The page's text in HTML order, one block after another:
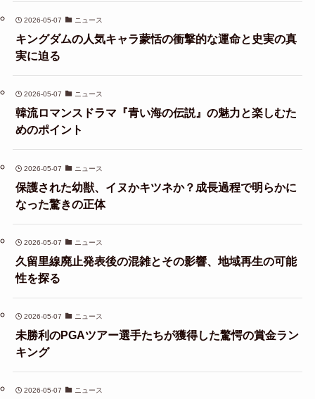
2026-05-07 ニュース
キングダムの人気キャラ蒙恬の衝撃的な運命と史実の真
実に迫る
2026-05-07 ニュース
韓流ロマンスドラマ『青い海の伝説』の魅力と楽しむた
めのポイント
2026-05-07 ニュース
保護された幼獣、イヌかキツネか？成長過程で明らかに
なった驚きの正体
2026-05-07 ニュース
久留里線廃止発表後の混雑とその影響、地域再生の可能
性を探る
2026-05-07 ニュース
未勝利のPGAツアー選手たちが獲得した驚愕の賞金ラン
キング
2026-05-07 ニュース